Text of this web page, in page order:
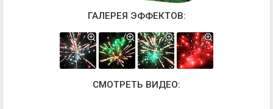
ГАЛЕРЕЯ ЭФФЕКТОВ:
СМОТРЕТЬ ВИДЕО: